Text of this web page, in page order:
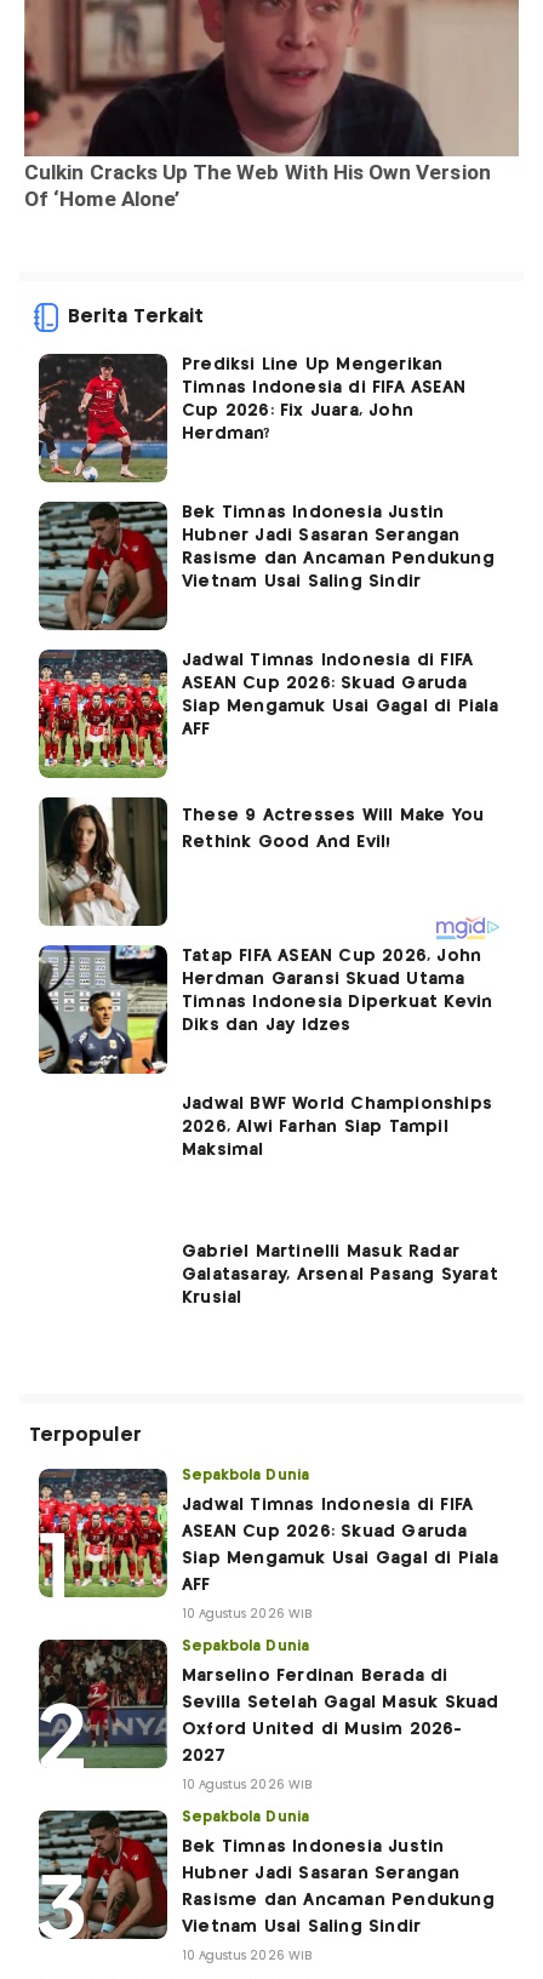
Berita Terkait
Prediksi Line Up Mengerikan
Timnas Indonesia di FIFA ASEAN
Cup 2026: Fix Juara, John
Herdman?
Bek Timnas Indonesia Justin
Hubner Jadi Sasaran Serangan
Rasisme dan Ancaman Pendukung
Vietnam Usai Saling Sindir
Jadwal Timnas Indonesia di FIFA
ASEAN Cup 2026: Skuad Garuda
Siap Mengamuk Usai Gagal di Piala
AFF
Tatap FIFA ASEAN Cup 2026, John
Herdman Garansi Skuad Utama
Timnas Indonesia Diperkuat Kevin
Diks dan Jay Idzes
Jadwal BWF World Championships
2026, Alwi Farhan Siap Tampil
Maksimal
Gabriel Martinelli Masuk Radar
Galatasaray, Arsenal Pasang Syarat
Krusial
Terpopuler
Sepakbola Dunia
Jadwal Timnas Indonesia di FIFA
ASEAN Cup 2026: Skuad Garuda
Siap Mengamuk Usai Gagal di Piala
AFF
10 Agustus 2026 WIB
Sepakbola Dunia
Marselino Ferdinan Berada di
Sevilla Setelah Gagal Masuk Skuad
Oxford United di Musim 2026-
2027
10 Agustus 2026 WIB
Sepakbola Dunia
Bek Timnas Indonesia Justin
Hubner Jadi Sasaran Serangan
Rasisme dan Ancaman Pendukung
Vietnam Usai Saling Sindir
10 Agustus 2026 WIB